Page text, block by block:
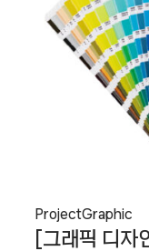
ProjectGraphic
[그래픽 디